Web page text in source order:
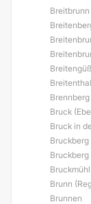
Brennberg
Bruck
Bruck in
Bruckberg
Bruckmühl
Brunn
Brunnen